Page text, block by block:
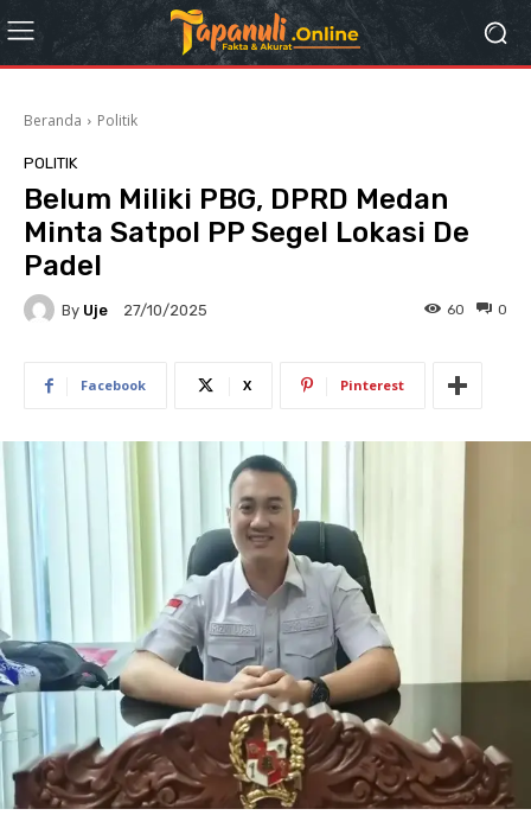
Beranda Politik
POLITIK
Belum Miliki PBG, DPRD Medan
Minta Satpol PP Segel Lokasi De
Padel
By Uje 27/10/2025 0
60
Facebook X Pinterest